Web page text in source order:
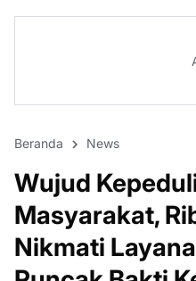
Beranda News
Wujud
Masyarakat,
Nikmati